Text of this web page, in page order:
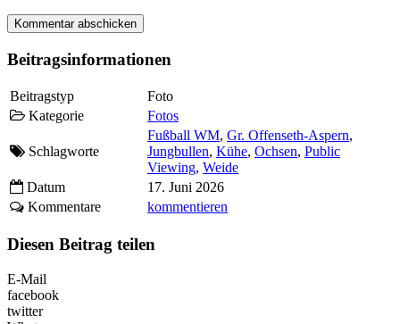
Beitragsinformationen
Beitragstyp
Foto
Kategorie
Fotos
Schlagworte
Fußball WM, Gr. Offenseth-Aspern,
Jungbullen, Kühe, Ochsen, Public
Viewing, Weide
Datum
17. Juni 2026
Kommentare
kommentieren
Diesen Beitrag teilen
E-Mail
facebook
twitter